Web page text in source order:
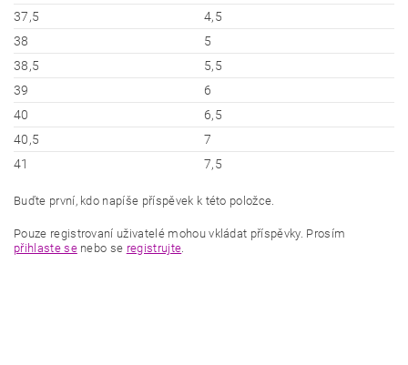
37,5
4,5
38
5
38,5
5,5
39
6
40
6,5
40,5
7
41
7,5
Buďte první, kdo napíše příspěvek k této položce.
Pouze registrovaní uživatelé mohou vkládat příspěvky. Prosím
přihlaste senebo se registrujte.